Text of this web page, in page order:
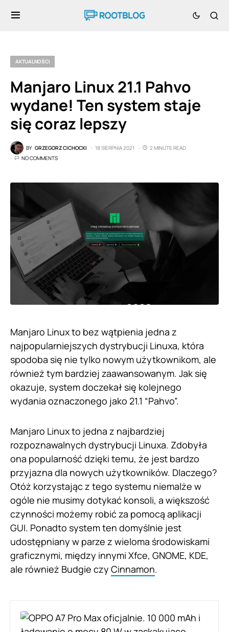
AKTUALNOŚCI
Manjaro Linux 21.1 Pahvo
wydane! Ten system staje
się coraz lepszy
BY GRZEGORZ CICHOCKI 18 SIERPNIA 2021
2 MINUTE READ
NO COMMENTS
Manjaro Linux to bez wątpienia jedna z
najpopularniejszych dystrybucji Linuxa, która
spodoba się nie tylko nowym użytkownikom, ale
również tym bardziej zaawansowanym. Jak się
okazuje, system doczekał się kolejnego
wydania oznaczonego jako 21.1 “Pahvo”.
Manjaro Linux to jedna z najbardziej
rozpoznawalnych dystrybucji Linuxa. Zdobyła
ona popularność dzięki temu, że jest bardzo
przyjazna dla nowych użytkowników. Dlaczego?
Otóż korzystając z tego systemu niemalże w
ogóle nie musimy dotykać konsoli, a większość
czynności możemy robić za pomocą aplikacji
GUI. Ponadto system ten domyślnie jest
udostępniany w parze z wieloma środowiskami
graficznymi, między innymi Xfce, GNOME, KDE,
ale również Budgie czy Cinnamon.